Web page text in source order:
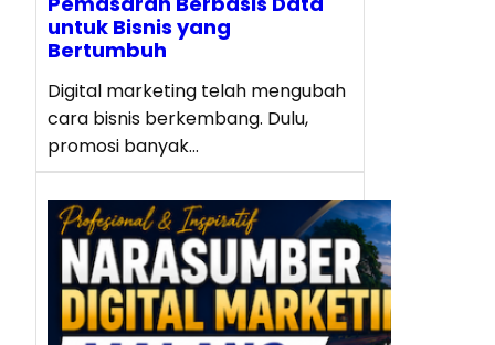
untuk Bisnis yang
Bertumbuh
Digital marketing telah mengubah
cara bisnis berkembang. Dulu,
promosi banyak…